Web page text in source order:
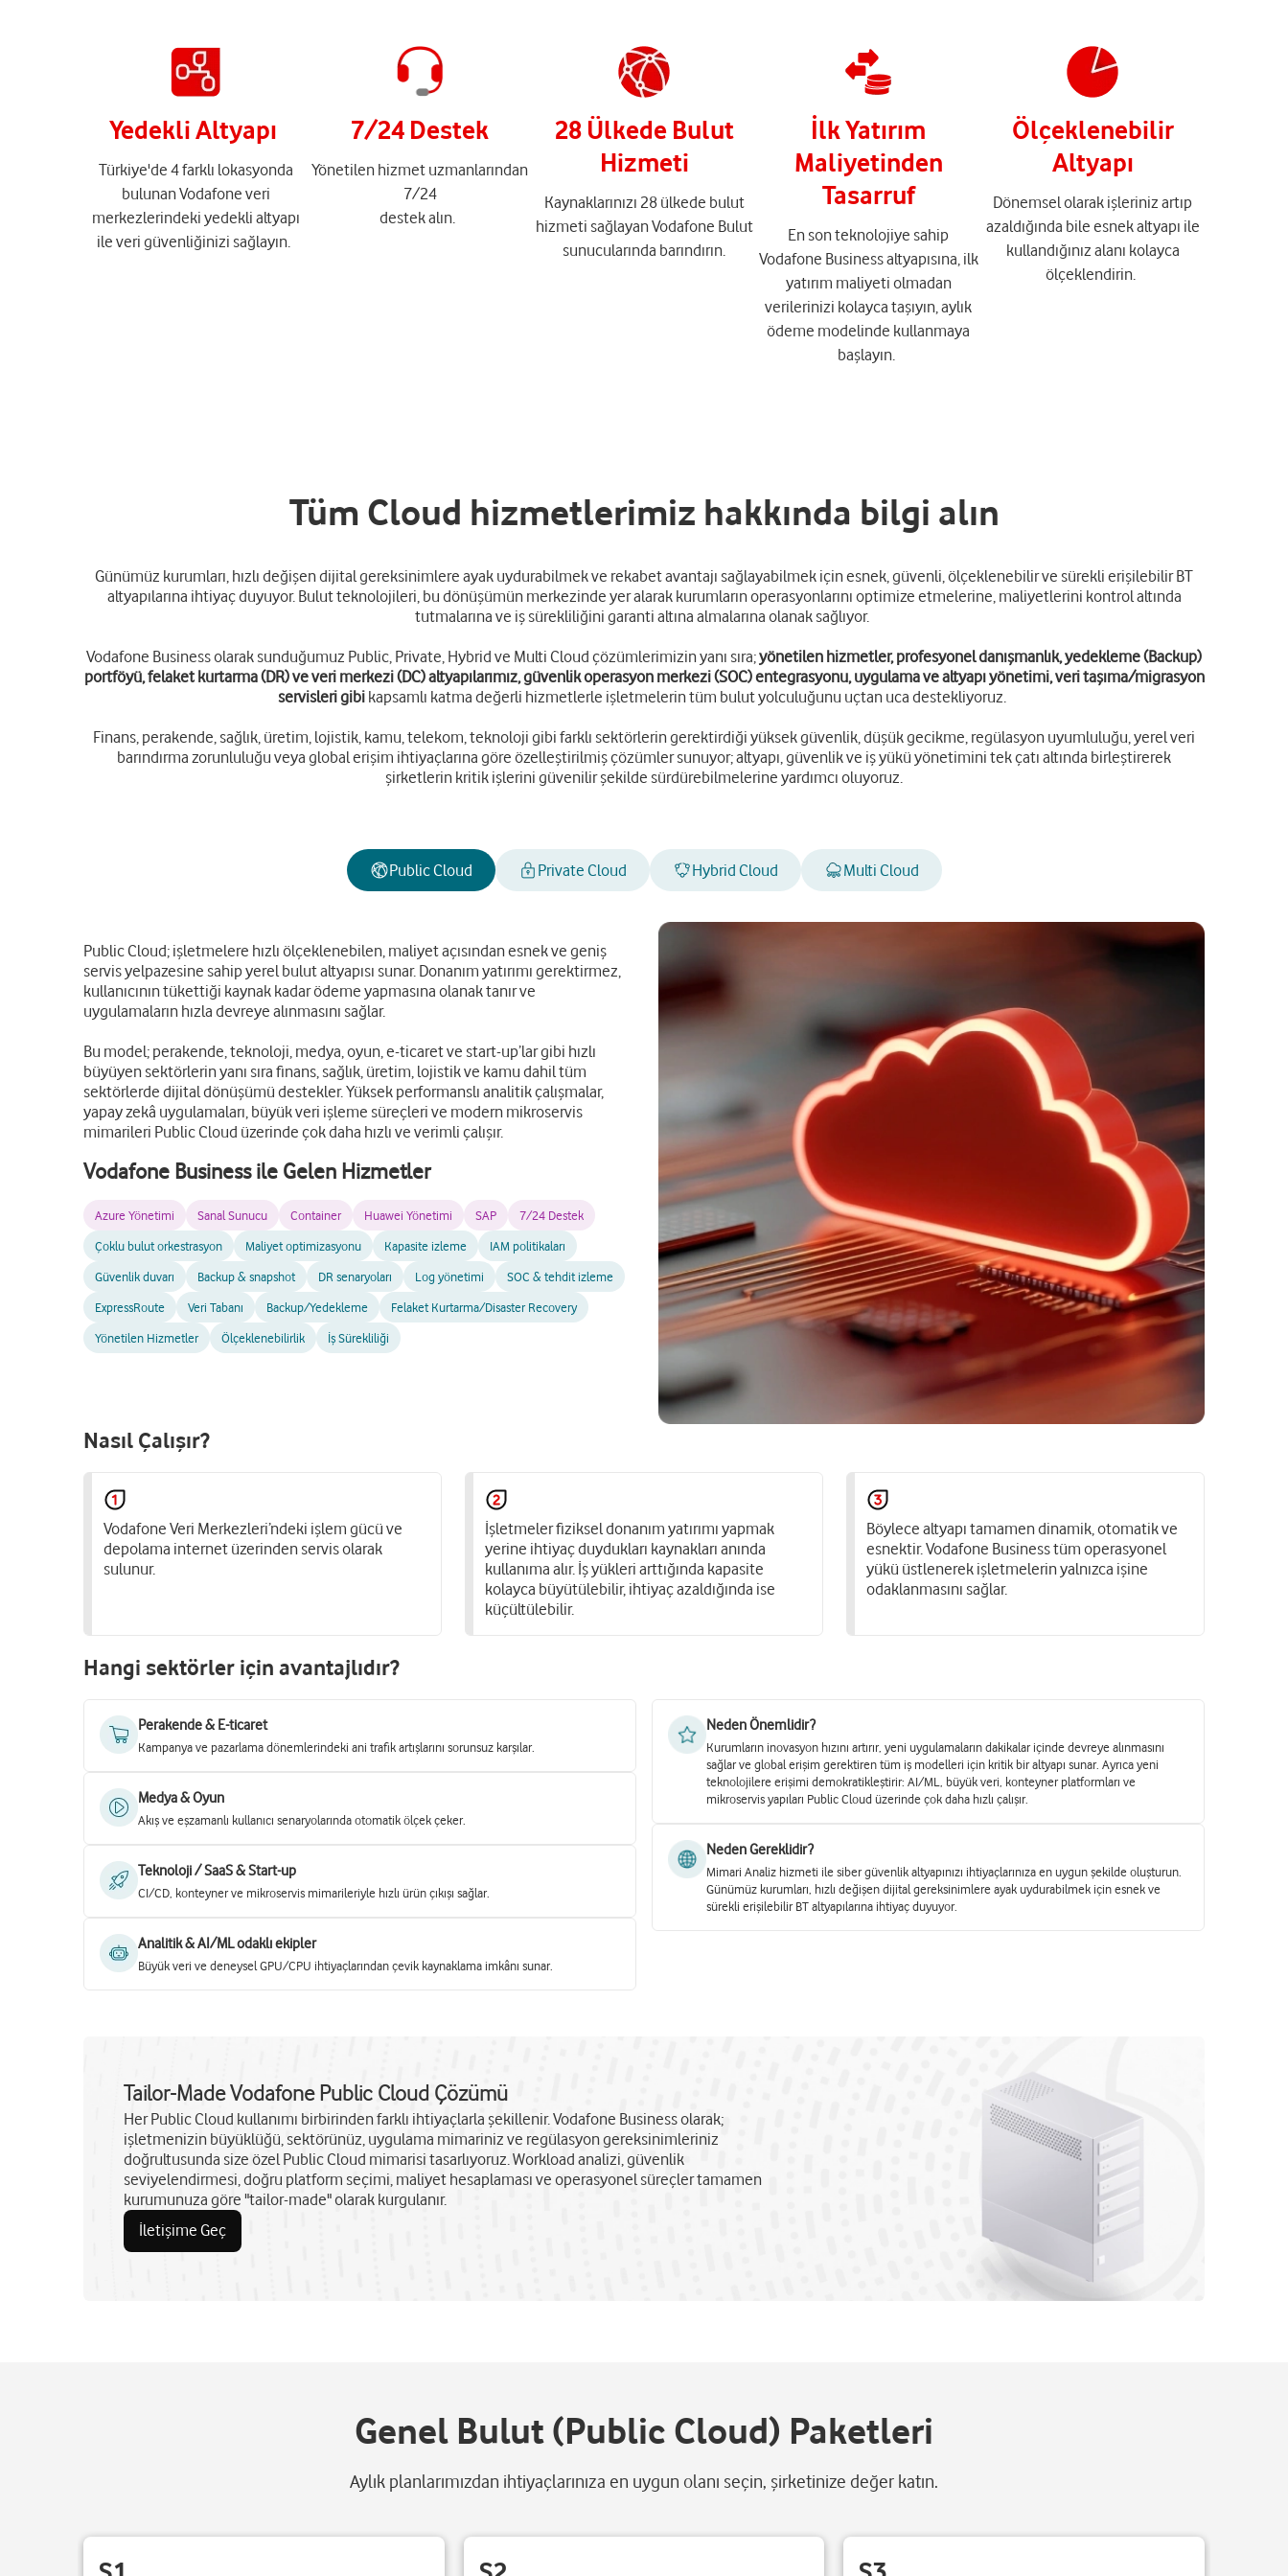
Yedekli Altyapı
Türkiye'de 4 farklı lokasyonda
bulunan Vodafone veri
merkezlerindeki yedekli altyapı
ile veri güvenliğinizi sağlayın.
7/24 Destek
Yönetilen hizmet uzmanlarından
7/24
destek alın.
28 Ülkede Bulut
Hizmeti
Kaynaklarınızı 28 ülkede bulut
hizmeti sağlayan Vodafone Bulut
sunucularında barındırın.
İlk Yatırım
Maliyetinden
Tasarruf
En son teknolojiye sahip
Vodafone Business altyapısına, ilk
yatırım maliyeti olmadan
verilerinizi kolayca taşıyın, aylık
ödeme modelinde kullanmaya
başlayın.
Ölçeklenebilir
Altyapı
Dönemsel olarak işleriniz artıp
azaldığında bile esnek altyapı ile
kullandığınız alanı kolayca
ölçeklendirin.
Tüm Cloud hizmetlerimiz hakkında bilgi alın
Günümüz kurumları, hızlı değişen dijital gereksinimlere ayak uydurabilmek ve rekabet avantajı sağlayabilmek için esnek, güvenli, ölçeklenebilir ve sürekli erişilebilir BT
altyapılarına ihtiyaç duyuyor. Bulut teknolojileri, bu dönüşümün merkezinde yer alarak kurumların operasyonlarını optimize etmelerine, maliyetlerini kontrol altında
tutmalarına ve iş sürekliliğini garanti altına almalarına olanak sağlıyor.
Vodafone Business olarak sunduğumuz Public, Private, Hybrid ve Multi Cloud çözümlerimizin yanı sıra;yönetilen hizmetler, profesyonel danışmanlık, yedekleme (Backup)
portföyü, felaket kurtarma (DR) ve veri merkezi (DC) altyapılarımız, güvenlik operasyon merkezi (SOC) entegrasyonu, uygulama ve altyapı yönetimi, veri taşıma/migrasyon
servisleri gibikapsamlı katma değerli hizmetlerle işletmelerin tüm bulut yolculuğunu uçtan uca destekliyoruz.
Finans, perakende, sağlık, üretim, lojistik, kamu, telekom, teknoloji gibi farklı sektörlerin gerektirdiği yüksek güvenlik, düşük gecikme, regülasyon uyumluluğu, yerel veri
barındırma zorunluluğu veya global erişim ihtiyaçlarına göre özelleştirilmiş çözümler sunuyor; altyapı, güvenlik ve iş yükü yönetimini tek çatı altında birleştirerek
şirketlerin kritik işlerini güvenilir şekilde sürdürebilmelerine yardımcı oluyoruz.
Public Cloud Private Cloud Hybrid Cloud Multi Cloud
Public Cloud; işletmelere hızlı ölçeklenebilen, maliyet açısından esnek ve geniş
servis yelpazesine sahip yerel bulut altyapısı sunar. Donanım yatırımı gerektirmez,
kullanıcının tükettiği kaynak kadar ödeme yapmasına olanak tanır ve
uygulamaların hızla devreye alınmasını sağlar.
Bu model; perakende, teknoloji, medya, oyun, e-ticaret ve start-up’lar gibi hızlı
büyüyen sektörlerin yanı sıra finans, sağlık, üretim, lojistik ve kamu dahil tüm
sektörlerde dijital dönüşümü destekler. Yüksek performanslı analitik çalışmalar,
yapay zekâ uygulamaları, büyük veri işleme süreçleri ve modern mikroservis
mimarileri Public Cloud üzerinde çok daha hızlı ve verimli çalışır.
Vodafone Business ile Gelen Hizmetler
Azure Yönetimi Sanal Sunucu Container Huawei Yönetimi SAP
7/24 Destek
Çoklu bulut orkestrasyon
Maliyet optimizasyonu Kapasite izleme
IAM politikaları
Güvenlik duvarı
Backup & snapshot DR senaryoları Log yönetimi
SOC & tehdit izleme
ExpressRoute
Veri Tabanı Backup/Yedekleme
Felaket Kurtarma/Disaster Recovery
Yönetilen Hizmetler
Ölçeklenebilirlik İş Sürekliliği
Nasıl Çalışır?
Vodafone Veri Merkezleri’ndeki işlem gücü ve
depolama internet üzerinden servis olarak
sulunur.
İşletmeler fiziksel donanım yatırımı yapmak
yerine ihtiyaç duydukları kaynakları anında
kullanıma alır. İş yükleri arttığında kapasite
kolayca büyütülebilir, ihtiyaç azaldığında ise
küçültülebilir.
Böylece altyapı tamamen dinamik, otomatik ve
esnektir. Vodafone Business tüm operasyonel
yükü üstlenerek işletmelerin yalnızca işine
odaklanmasını sağlar.
Hangi sektörler için avantajlıdır?
Perakende & E-ticaret
Kampanya ve pazarlama dönemlerindeki ani trafik artışlarını sorunsuz karşılar.
Medya & Oyun
Akış ve eşzamanlı kullanıcı senaryolarında otomatik ölçek çeker.
Teknoloji / SaaS & Start-up
CI/CD, konteyner ve mikroservis mimarileriyle hızlı ürün çıkışı sağlar.
Analitik & AI/ML odaklı ekipler
Büyük veri ve deneysel GPU/CPU ihtiyaçlarından çevik kaynaklama imkânı sunar.
Neden Önemlidir?
Kurumların inovasyon hızını artırır, yeni uygulamaların dakikalar içinde devreye alınmasını
sağlar ve global erişim gerektiren tüm iş modelleri için kritik bir altyapı sunar. Ayrıca yeni
teknolojilere erişimi demokratikleştirir: AI/ML, büyük veri, konteyner platformları ve
mikroservis yapıları Public Cloud üzerinde çok daha hızlı çalışır.
Neden Gereklidir?
Mimari Analiz hizmeti ile siber güvenlik altyapınızı ihtiyaçlarınıza en uygun şekilde oluşturun.
Günümüz kurumları, hızlı değişen dijital gereksinimlere ayak uydurabilmek için esnek ve
sürekli erişilebilir BT altyapılarına ihtiyaç duyuyor.
Tailor-Made Vodafone Public Cloud Çözümü
Her Public Cloud kullanımı birbirinden farklı ihtiyaçlarla şekillenir. Vodafone Business olarak;
işletmenizin büyüklüğü, sektörünüz, uygulama mimariniz ve regülasyon gereksinimleriniz
doğrultusunda size özel Public Cloud mimarisi tasarlıyoruz. Workload analizi, güvenlik
seviyelendirmesi, doğru platform seçimi, maliyet hesaplaması ve operasyonel süreçler tamamen
kurumunuza göre "tailor-made" olarak kurgulanır.
İletişime Geç
Genel Bulut (Public Cloud) Paketleri
Aylık planlarımızdan ihtiyaçlarınıza en uygun olanı seçin, şirketinize değer katın.